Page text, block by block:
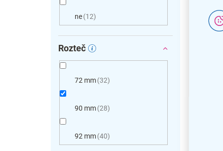
ne 12
Rozteč
72 mm 32
90 mm 28
92 mm 40